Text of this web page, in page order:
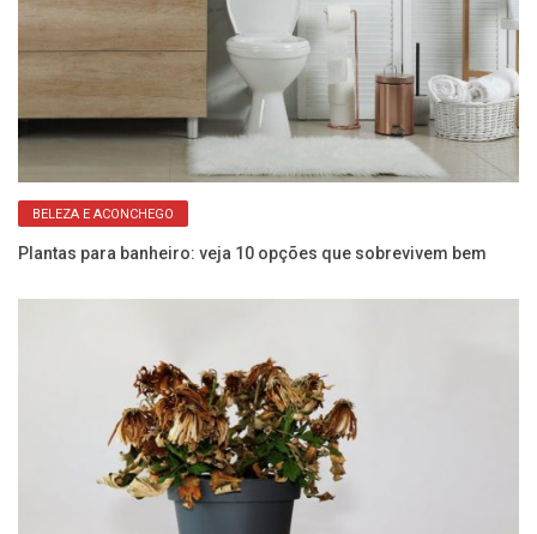
BELEZA E ACONCHEGO
Plantas para banheiro: veja 10 opções que sobrevivem bem